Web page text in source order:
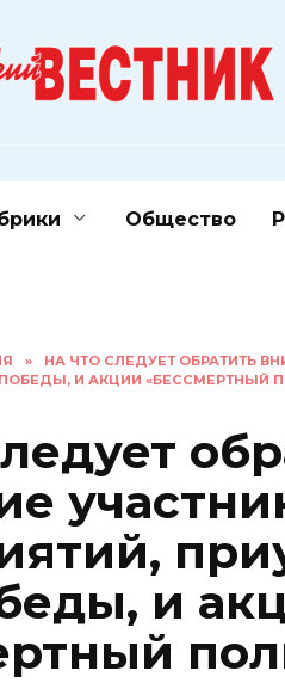
Общество
»
НА ЧТО СЛЕДУЕТ ОБРАТИТЬ
И АКЦИИ «БЕССМЕРТНЫЙ
и